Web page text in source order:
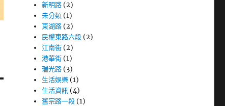
新明路 (2)
未分類 (1)
東湖路 (2)
民權東路六段 (2)
江南街 (2)
港華街 (1)
瑞光路 (3)
生活娛樂 (1)
生活資訊 (4)
舊宗路一段 (1)